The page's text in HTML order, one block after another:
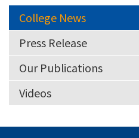
College News
Press Release
Our Publications
Videos